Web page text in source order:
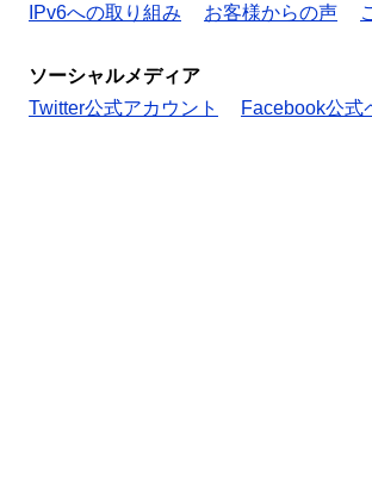
IPv6への取り組み
お客様からの声
ソーシャルメディア
Twitter公式アカウント
Facebook公式